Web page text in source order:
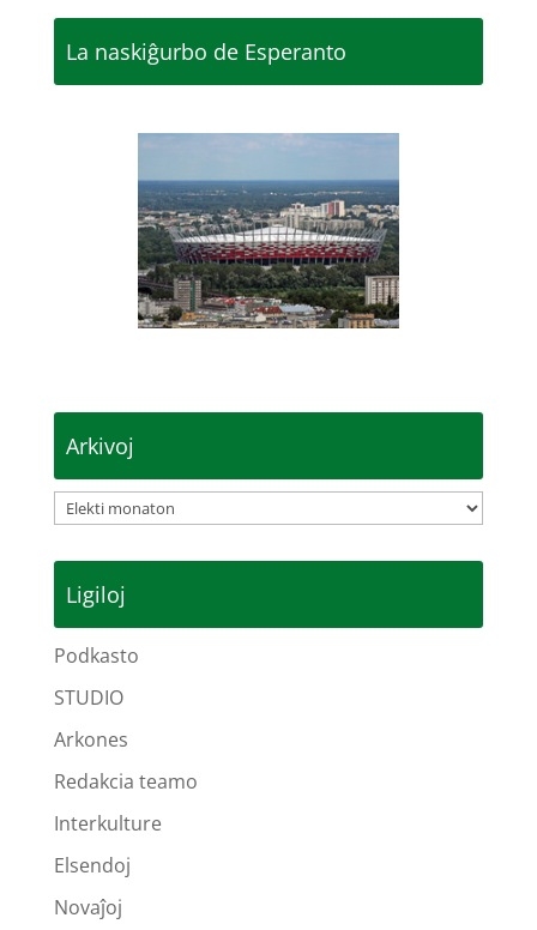
La naskiĝurbo de Esperanto
Arkivoj
Arkivoj
Ligiloj
Podkasto
STUDIO
Arkones
Redakcia teamo
Interkulture
Elsendoj
Novaĵoj